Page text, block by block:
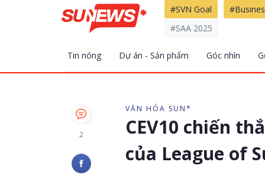
#SVN Goal
#SAA 2025
Tin nóng Dự án - Sản phẩm Góc nhìn
2
VĂN HÓA SUN*
CEV10 chiến
của League of